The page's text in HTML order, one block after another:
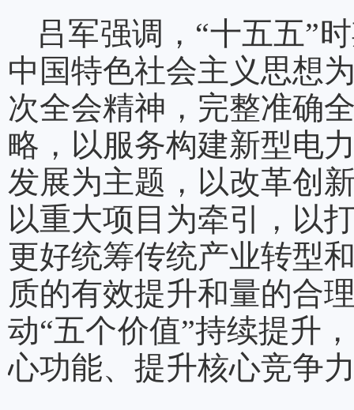
吕军强调，“十五五”
中国特色社会主义思想
次全会精神，完整准确
略，以服务构建新型电
发展为主题，以改革创
以重大项目为牵引，以
更好统筹传统产业转型
质的有效提升和量的合
动“五个价值”持续提升
心功能、提升核心竞争